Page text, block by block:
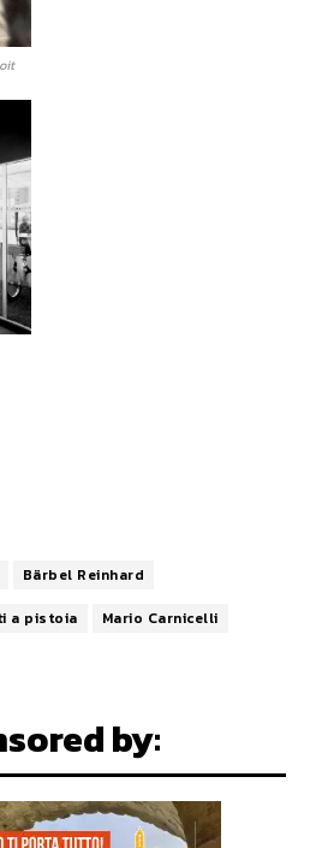
Bärbel Reinhard
a pistoia Mario Carnicelli
by: